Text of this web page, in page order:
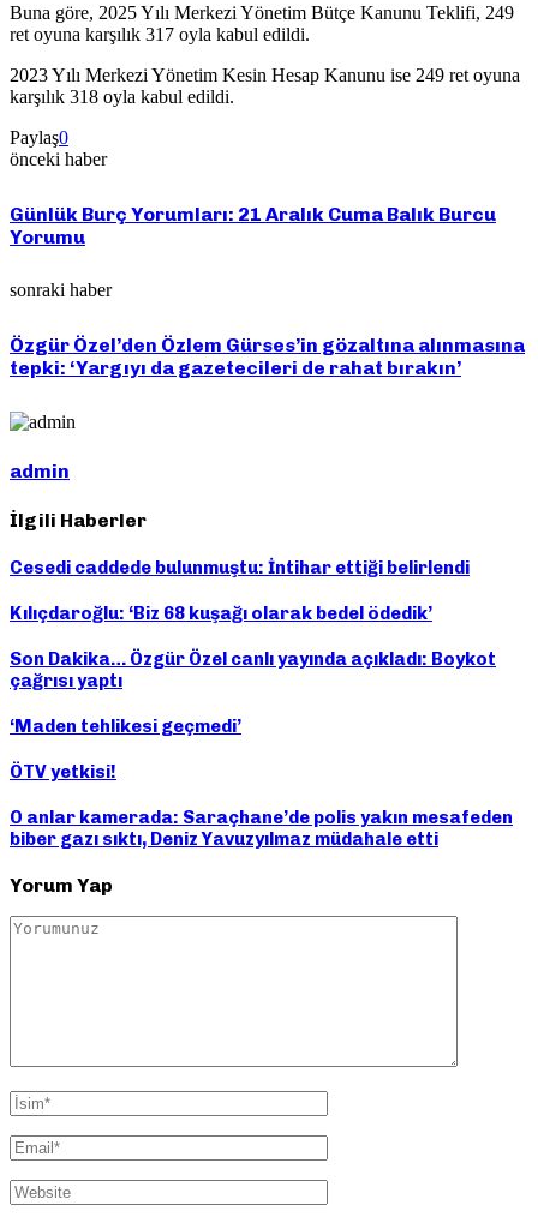
Buna göre, 2025 Yılı Merkezi Yönetim Bütçe Kanunu Teklifi, 249
ret oyuna karşılık 317 oyla kabul edildi.
2023 Yılı Merkezi Yönetim Kesin Hesap Kanunu ise 249 ret oyuna
karşılık 318 oyla kabul edildi.
Paylaş0
önceki haber
Günlük Burç Yorumları: 21 Aralık Cuma Balık Burcu
Yorumu
sonraki haber
Özgür Özel’den Özlem Gürses’in gözaltına alınmasına
tepki: ‘Yargıyı da gazetecileri de rahat bırakın’
admin
İlgili Haberler
Cesedi caddede bulunmuştu: İntihar ettiği belirlendi
Kılıçdaroğlu: ‘Biz 68 kuşağı olarak bedel ödedik’
Son Dakika… Özgür Özel canlı yayında açıkladı: Boykot
çağrısı yaptı
‘Maden tehlikesi geçmedi’
ÖTV yetkisi!
O anlar kamerada: Saraçhane’de polis yakın mesafeden
biber gazı sıktı, Deniz Yavuzyılmaz müdahale etti
Yorum Yap